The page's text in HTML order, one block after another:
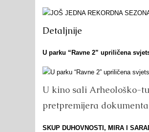
Detaljnije
U parku “Ravne 2” upriličena
U kino sali Arheološko-
pretpremijera
SKUP DUHOVNOSTI, MIRA I